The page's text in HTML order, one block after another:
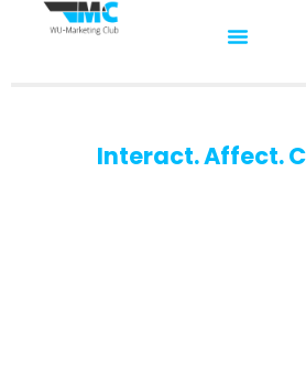
Interact. Affect.